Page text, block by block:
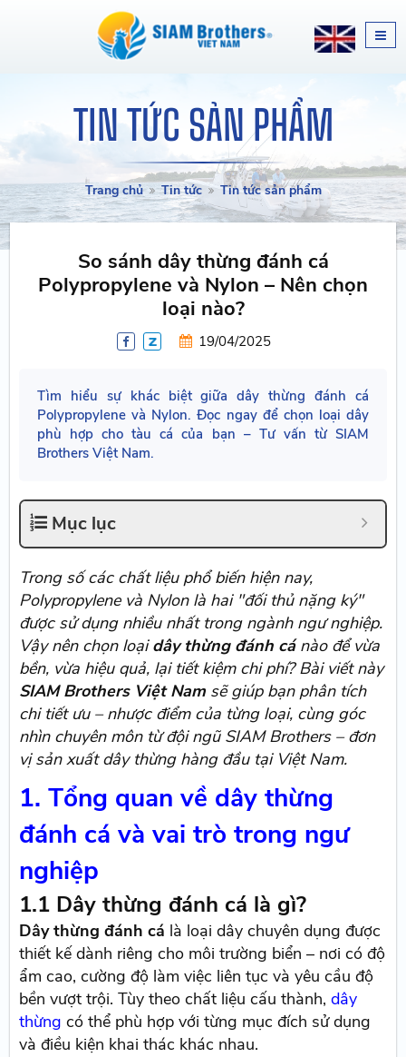
TIN TỨC SẢN PHẨM
Trang chủ Tin tức Tin tức sản phẩm
So sánh dây thừng đánh cá
Polypropylene và Nylon – Nên chọn
loại nào?
19/04/2025
Tìm hiểu sự khác biệt giữa dây thừng đánh cá
Polypropylene và Nylon. Đọc ngay để chọn loại dây
phù hợp cho tàu cá của bạn – Tư vấn từ SIAM
Brothers Việt Nam.
Mục lục
Trong số các chất liệu phổ biến hiện nay,
Polypropylene và Nylon là hai "đối thủ nặng ký"
được sử dụng nhiều nhất trong ngành ngư nghiệp.
Vậy nên chọn loạidây thừng đánh cánào để vừa
bền, vừa hiệu quả, lại tiết kiệm chi phí? Bài viết này
SIAM Brothers Việt Nam sẽ giúp bạn phân tích
chi tiết ưu – nhược điểm của từng loại, cùng góc
nhìn chuyên môn từ đội ngũ SIAM Brothers – đơn
vị sản xuất dây thừng hàng đầu tại Việt Nam.
1. Tổng quan về dây thừng
đánh cá và vai trò trong ngư
nghiệp
1.1 Dây thừng đánh cá là gì?
Dây thừng đánh cá là loại dây chuyên dụng được
thiết kế dành riêng cho môi trường biển – nơi có độ
ẩm cao, cường độ làm việc liên tục và yêu cầu độ
bền vượt trội. Tùy theo chất liệu cấu thành,dây
thừng có thể phù hợp với từng mục đích sử dụng
và điều kiện khai thác khác nhau.